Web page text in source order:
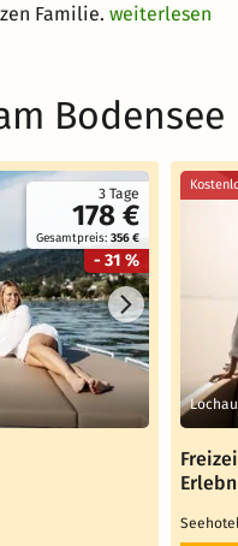
Familie. weiterlesen
Bodensee
3 Tage
178 €
Gesamtpreis: 356 €
- 31 %